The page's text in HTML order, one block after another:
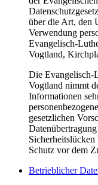
über die Art, den
Verwendung
Evangelisch-
Vogtland,
Die Evangelisch-
Vogtland nimmt
Informationen
gesetzlichen
Schutz vor dem
Betrieblicher